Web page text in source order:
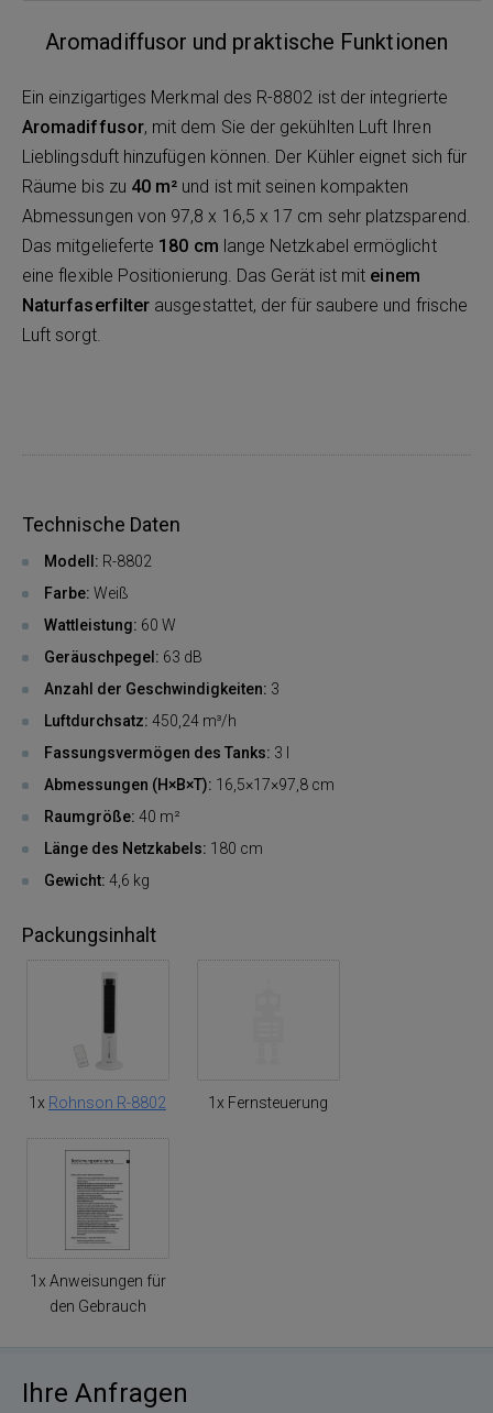
Aromadiffusor und praktische Funktionen
Ein einzigartiges Merkmal des R-8802 ist der integrierte
Aromadiffusor, mit dem Sie der gekühlten Luft Ihren
Lieblingsduft hinzufügen können. Der Kühler eignet sich für
Räume bis zu 40 m² und ist mit seinen kompakten
Abmessungen von 97,8 x 16,5 x 17 cm sehr platzsparend.
Das mitgelieferte 180 cm lange Netzkabel ermöglicht
eine flexible Positionierung. Das Gerät ist mit einem
Naturfaserfilter ausgestattet, der für saubere und frische
Luft sorgt.
Technische Daten
Modell: R-8802
Farbe: Weiß
Wattleistung: 60 W
Geräuschpegel: 63 dB
Anzahl der Geschwindigkeiten: 3
Luftdurchsatz: 450,24 m³/h
Fassungsvermögen des Tanks: 3 l
Abmessungen (H×B×T): 16,5×17×97,8 cm
Raumgröße: 40 m²
Länge des Netzkabels: 180 cm
Gewicht: 4,6 kg
Packungsinhalt
1x Rohnson R-8802 1x Fernsteuerung
1x Anweisungen für
den Gebrauch
Ihre Anfragen